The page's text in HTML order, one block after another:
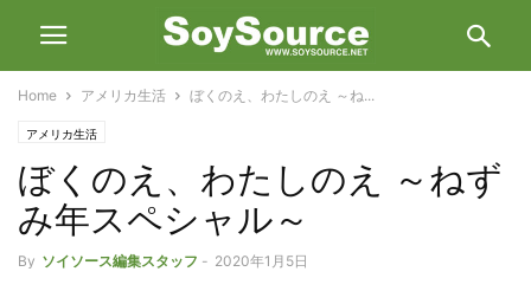
Home アメリカ生活 ぼくのえ、わたしのえ ～ね...
アメリカ生活
ぼくのえ、わたしのえ ～ねず
み年スペシャル～
By ソイソース編集スタッフ - 2020年1月5日